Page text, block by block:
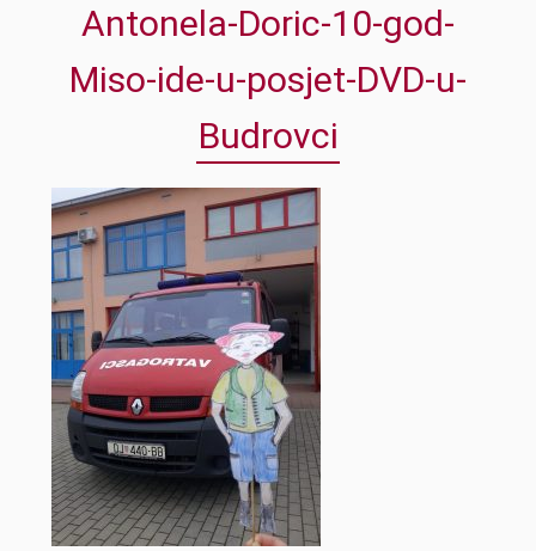
Antonela-Doric-10-god-
Miso-ide-u-posjet-DVD-u-
Budrovci